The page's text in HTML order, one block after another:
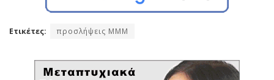
Ετικέτες: προσλήψεις ΜΜΜ